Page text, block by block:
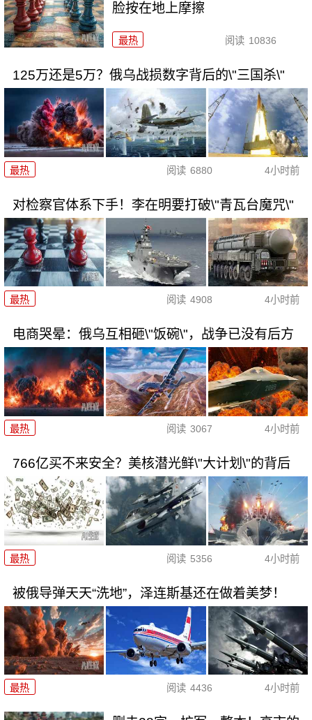
脸按在地上摩擦
最热 阅读 10836
125万还是5万？俄乌战损数字背后的\"三国杀\"
最热 阅读 6880 4小时前
对检察官体系下手！李在明要打破\"青瓦台魔咒\"
最热 阅读 4908 4小时前
电商哭晕：俄乌互相砸\"饭碗\"，战争已没有后方
最热 阅读 3067 4小时前
766亿买不来安全？美核潜光鲜\"大计划\"的背后
最热 阅读 5356 4小时前
被俄导弹天天“洗地”，泽连斯基还在做着美梦！
最热 阅读 4436 4小时前